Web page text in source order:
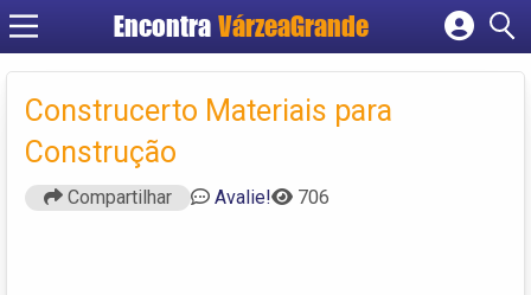
Encontra VárzeaGrande
Cadastrar empresa
Criar conta
Construcerto Materiais para
Construção
Compartilhar Avalie! 706